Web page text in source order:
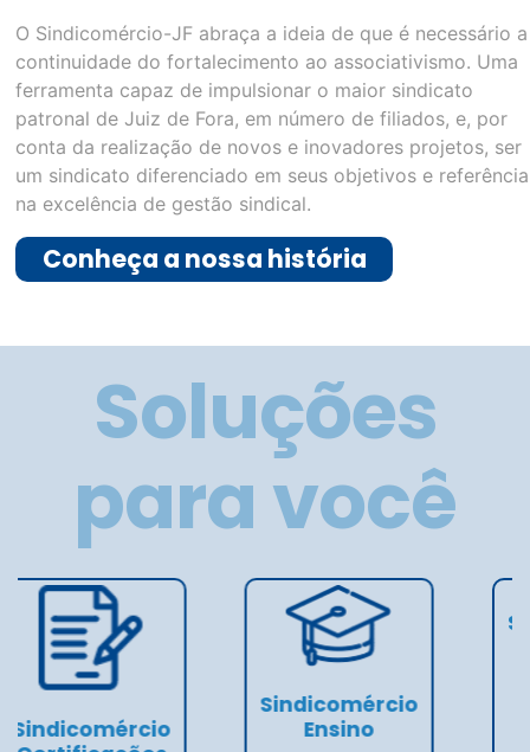
O Sindicomércio-JF abraça a ideia de que é necessário a
continuidade do fortalecimento ao associativismo. Uma
ferramenta capaz de impulsionar o maior sindicato
patronal de Juiz de Fora, em número de filiados, e, por
conta da realização de novos e inovadores projetos, ser
um sindicato diferenciado em seus objetivos e referência
na excelência de gestão sindical.
Conheça a nossa história
Soluções
para você
Sindicomércio
Soluções
SYM Code
BDMG
Sindicomércio
Saúde
Atendimento em
Psicanálise Clínica